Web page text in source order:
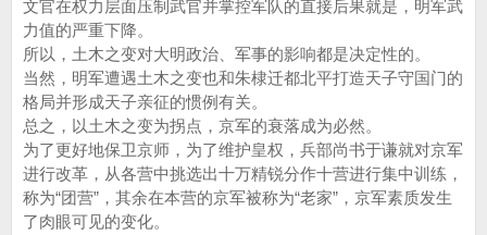
文官在权力层面压制武官并掌控军队的直接后果就是，明军武
力值的严重下降。
所以，土木之变对大明政治、军事的影响都是决定性的。
当然，明军遭遇土木之变也和朱棣迁都北平打造天子守国门的
格局并形成天子亲征的惯例有关。
总之，以土木之变为拐点，京军的衰落成为必然。
为了更好地保卫京师，为了维护皇权，兵部尚书于谦就对京军
进行改革，从各营中挑选出十万精锐分作十营进行集中训练，
称为“团营”，其余在本营的京军被称为“老家”，京军素质发生
了肉眼可见的变化。